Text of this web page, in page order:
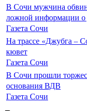
В Сочи мужчина
ложной информации о
Газета Сочи
На трассе «Джубга –
кювет
Газета Сочи
В Сочи прошли
основания ВДВ
Газета Сочи